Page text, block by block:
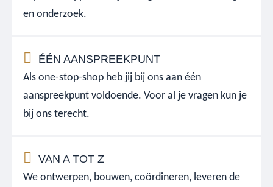
en onderzoek.
ÉÉN AANSPREEKPUNT
Als one-stop-shop heb jij bij ons aan één
aanspreekpunt voldoende. Voor al je vragen kun je
bij ons terecht.
VAN A TOT Z
We ontwerpen, bouwen, coördineren, leveren de